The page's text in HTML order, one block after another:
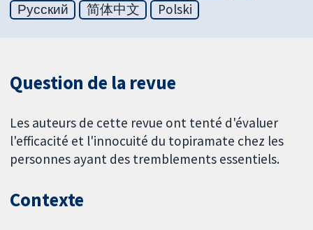
Русский
简体中文 Polski
Question de la revue
Les auteurs de cette revue ont tenté d'évaluer
l'efficacité et l'innocuité du topiramate chez les
personnes ayant des tremblements essentiels.
Contexte